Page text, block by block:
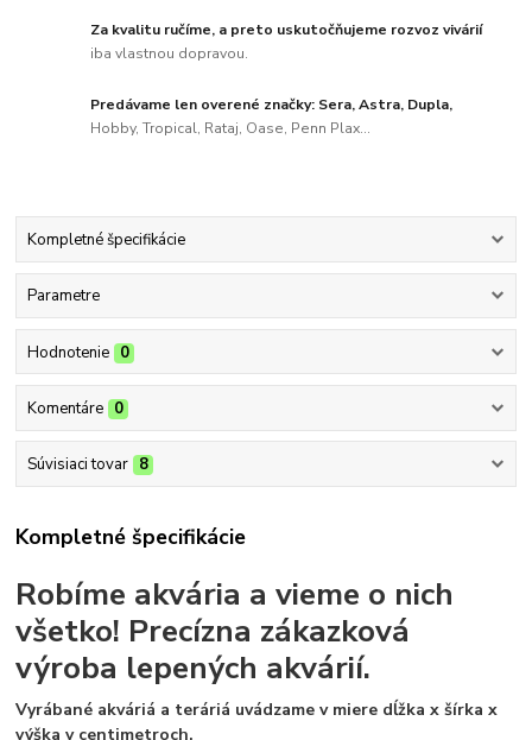
Za kvalitu ručíme, a preto uskutočňujeme rozvoz vivárií
iba vlastnou dopravou.
Predávame len overené značky: Sera, Astra, Dupla,
Hobby, Tropical, Rataj, Oase, Penn Plax...
Kompletné špecifikácie
Parametre
Hodnotenie 0
Komentáre 0
Súvisiaci tovar 8
Kompletné špecifikácie
Robíme akvária a vieme o nich
všetko! Precízna zákazková
výroba lepených akvárií.
Vyrábané akváriá a teráriá uvádzame v miere dĺžka x šírka x
výška v centimetroch.